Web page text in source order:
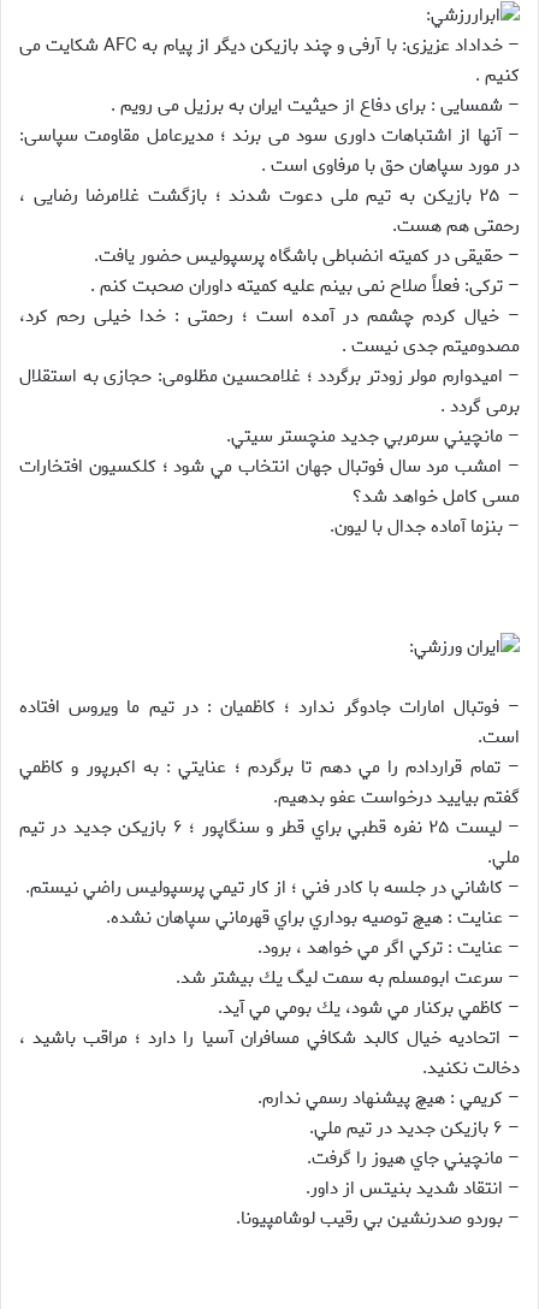
ابراررزشي:
– خداداد عزيزى: با آرفى و چند بازيكن ديگر از پيام به AFC شكايت مى
كنيم .
– شمسايى : براى دفاع از حيثيت ايران به برزيل مى رويم .
– آنها از اشتباهات داورى سود مى برند ؛ مديرعامل مقاومت سپاسى:
در مورد سپاهان حق با مرفاوى است .
– ۲۵ بازيكن به تيم ملى دعوت شدند ؛ بازگشت غلامرضا رضايى ،
رحمتى هم هست.
– حقيقى در كميته انضباطى باشگاه پرسپوليس حضور يافت.
– تركى: فعلاً صلاح نمى بينم عليه كميته داوران صحبت كنم .
– خيال كردم چشمم در آمده است ؛ رحمتى : خدا خيلى رحم كرد،
مصدوميتم جدى نيست .
– اميدوارم مولر زودتر برگردد ؛ غلامحسين مظلومى: حجازى به استقلال
برمى گردد .
– مانچيني سرمربي جديد منچستر سيتي.
– امشب مرد سال فوتبال جهان انتخاب مي شود ؛ كلكسيون افتخارات
مسى كامل خواهد شد؟
– بنزما آماده جدال با ليون.
ايران ورزشي:
– فوتبال امارات جادوگر ندارد ؛ كاظميان : در تيم ما ويروس افتاده
است.
– تمام قراردادم را مي دهم تا برگردم ؛ عنايتي : به اكبرپور و كاظمي
گفتم بياييد درخواست عفو بدهيم.
– ليست ۲۵ نفره قطبي براي قطر و سنگاپور ؛ ۶ بازيكن جديد در تيم
ملي.
– كاشاني در جلسه با كادر فني ؛ از كار تيمي پرسپوليس راضي نيستم.
– عنايت :‌ هيچ توصيه بوداري براي قهرماني سپاهان نشده.
– عنايت : تركي اگر مي خواهد ، برود.
– سرعت ابومسلم به سمت ليگ يك بيشتر شد.
– كاظمي بركنار مي شود، يك بومي مي آيد.
– اتحاديه خيال كالبد شكافي مسافران آسيا را دارد ؛ مراقب باشيد ،
دخالت نكنيد.
– كريمي : هيچ پيشنهاد رسمي ندارم.
– ۶ بازيكن جديد در تيم ملي.
– مانچيني جاي هيوز را گرفت.
– انتقاد شديد بنيتس از داور.
– بوردو صدرنشين بي رقيب لوشامپيونا.